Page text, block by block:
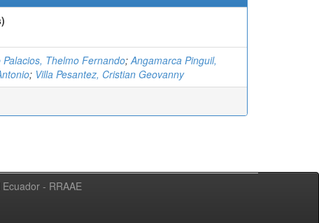
Palacios, Thelmo Fernando;Angamarca Pinguil,
; Villa Pesantez, Cristian Geovanny
- RRAAE